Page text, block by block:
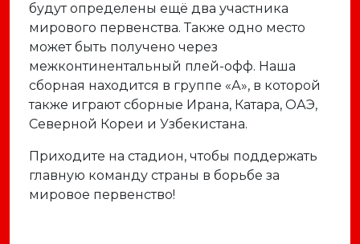
будут определены ещё два участника
мирового первенства. Также одно место
может быть получено через
межконтинентальный плей-офф. Наша
сборная находится в группе «А», в которой
также играют сборные Ирана, Катара, ОАЭ,
Северной Кореи и Узбекистана.
Приходите на стадион, чтобы поддержать
главную команду страны в борьбе за
мировое первенство!